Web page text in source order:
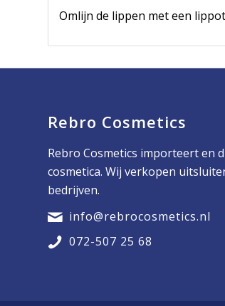
Omlijn de lippen met een
Rebro Cosmetics
Rebro Cosmetics importeert en
cosmetica. Wij verkopen
bedrijven.
info@rebrocosmetics.nl
072-507 25 68